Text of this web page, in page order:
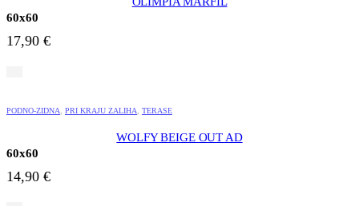
60x60
17,90 €
PODNO-ZIDNA PRI KRAJU ZALIHA TERASE
WOLFY BEIGE OUT AD
60x60
14,90 €